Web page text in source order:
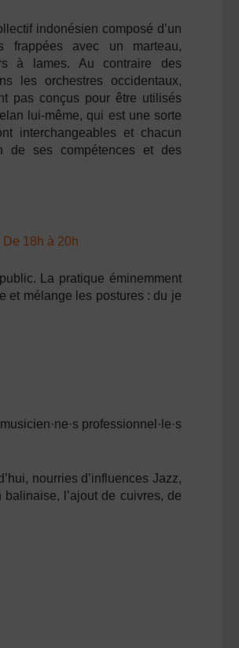
indonésien composé d’un
frappées avec un marteau,
à lames. Au contraire des
les orchestres occidentaux,
pas conçus pour être utilisés
lui-même, qui est une sorte
interchangeables et chacun
de ses compétences et des
18h à 20h
La pratique éminemment
et mélange les postures : du je
professionnel·le·s
nourries d’influences Jazz,
l’ajout de cuivres, de